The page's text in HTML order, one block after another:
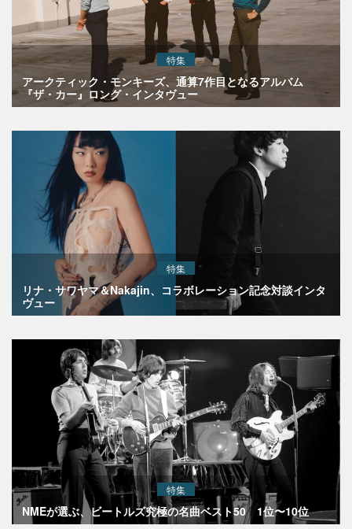
特集
アークティック・モンキーズ、通算7作目となるアルバム
『ザ・カー』ロング・インタヴュー
特集
リナ・サワヤマ＆Nakajin、コラボレーション記念対談インタ
ヴュー
特集
NMEが選ぶ、ビートルズ究極の名曲ベスト50 1位〜10位